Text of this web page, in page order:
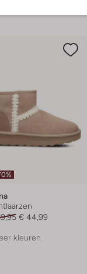
€ 44,99
kleuren